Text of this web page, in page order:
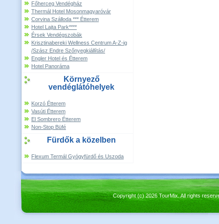
Főherceg Vendégház
Thermál Hotel Mosonmagyaróvár
Corvina Szálloda *** Étterem
Hotel Lajta Park****
Érsek Vendégszobák
Krisztinabereki Wellness Centrum A-Z-ig
/Szász Endre Szőnyegkiállítás/
Engler Hotel és Étterem
Hotel Panoráma
Környező
vendéglátóhelyek
Korzó Étterem
Vasúti Étterem
El Sombrero Étterem
Non-Stop Büfé
Fürdők a közelben
Flexum Termál Gyógyfürdő és Uszoda
Copyright (c) 2026 TourMix. All rights